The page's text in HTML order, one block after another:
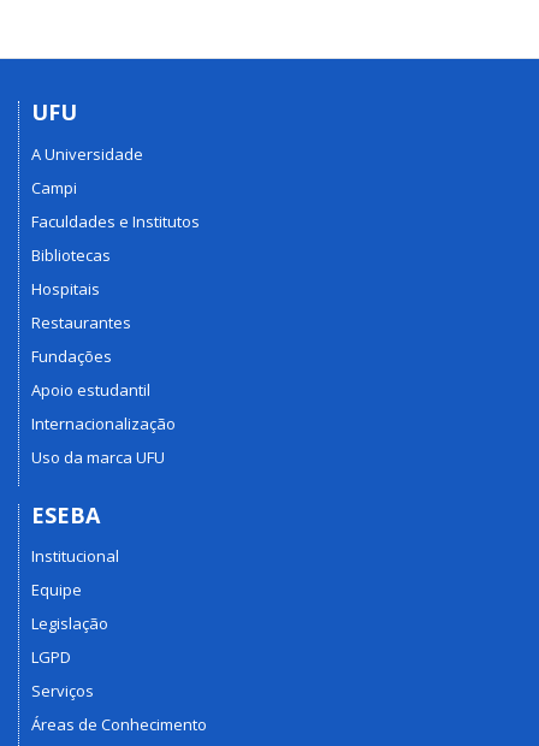
UFU
A Universidade
Campi
Faculdades e Institutos
Bibliotecas
Hospitais
Restaurantes
Fundações
Apoio estudantil
Internacionalização
Uso da marca UFU
ESEBA
Institucional
Equipe
Legislação
LGPD
Serviços
Áreas de Conhecimento